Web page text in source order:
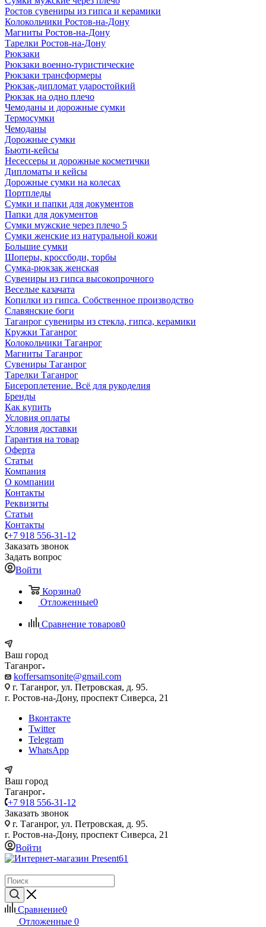
Ростов сувениры из гипса и керамики
Колокольчики Ростов-на-Дону
Магниты Ростов-на-Дону
Тарелки Ростов-на-Дону
Рюкзаки
Рюкзаки военно-туристические
Рюкзаки трансформеры
Рюкзак-дипломат ударостойкий
Рюкзак на одно плечо
Чемоданы и дорожные сумки
Термосумки
Чемоданы
Дорожные сумки
Бьюти-кейсы
Несессеры и дорожные косметички
Дипломаты и кейсы
Дорожные сумки на колесах
Портпледы
Сумки и папки для документов
Папки для документов
Сумки мужские через плечо 5
Сумки женские из натуральной кожи
Большие сумки
Шоперы, кроссбоди, торбы
Сумка-рюкзак женская
Сувениры из гипса высокопрочного
Веселые казачата
Копилки из гипса. Собственное производство
Славянские боги
Таганрог сувениры из стекла, гипса, керамики
Кружки Таганрог
Колокольчики Таганрог
Магниты Таганрог
Сувениры Таганрог
Тарелки Таганрог
Бисероплетение. Всё для рукоделия
Бренды
Как купить
Условия оплаты
Условия доставки
Гарантия на товар
Оферта
Статьи
Компания
О компании
Контакты
Реквизиты
Статьи
Контакты
+7 918 556-31-12
Заказать звонок
Задать вопрос
Войти
Корзина0
Отложенные0
Сравнение товаров0
Ваш город
Таганрог
koffersamsonite@gmail.com
г. Таганрог, ул. Петровская, д. 95.
г. Ростов-на-Дону, проспект Сиверса, 21
Вконтакте
Twitter
Telegram
WhatsApp
Ваш город
Таганрог
+7 918 556-31-12
Заказать звонок
г. Таганрог, ул. Петровская, д. 95.
г. Ростов-на-Дону, проспект Сиверса, 21
Войти
Сравнение0
Отложенные 0